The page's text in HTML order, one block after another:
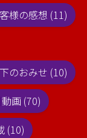
様の感想 (11)
のおみせ (10)
動画 (70)
(10)